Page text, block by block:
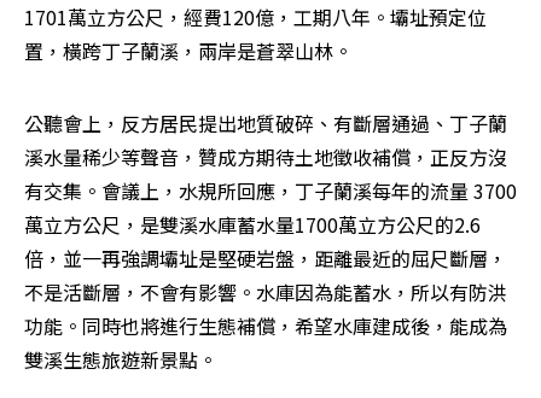
1701萬立方公尺，經費120億，工期八年。壩址預定位
置，橫跨丁子蘭溪，兩岸是蒼翠山林。
公聽會上，反方居民提出地質破碎、有斷層通過、丁子蘭
溪水量稀少等聲音，贊成方期待土地徵收補償，正反方沒
有交集。會議上，水規所回應，丁子蘭溪每年的流量 3700
萬立方公尺，是雙溪水庫蓄水量1700萬立方公尺的2.6
倍，並一再強調壩址是堅硬岩盤，距離最近的屈尺斷層，
不是活斷層，不會有影響。水庫因為能蓄水，所以有防洪
功能。同時也將進行生態補償，希望水庫建成後，能成為
雙溪生態旅遊新景點。